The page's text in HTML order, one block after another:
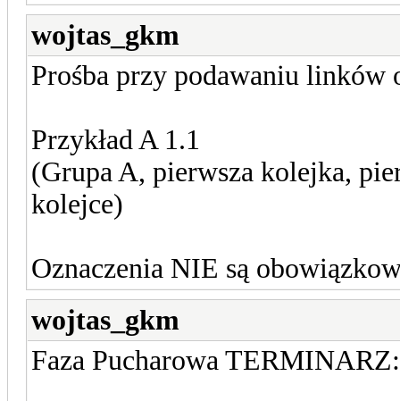
wojtas_gkm
Prośba przy podawaniu linków
Przykład A 1.1
(Grupa A, pierwsza kolejka,
kolejce)
Oznaczenia NIE są
wojtas_gkm
Faza Pucharowa TERMINARZ: